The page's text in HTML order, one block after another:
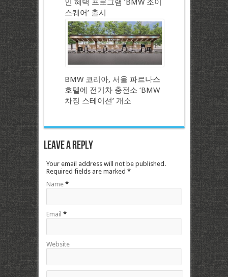
인 혜택 프로그램 ‘BMW 조이
스퀘어’ 출시
BMW 코리아, 서울 파르나스
호텔에 전기차 충전소 ‘BMW
차징 스테이션’ 개소
Leave a Reply
Your email address will not be published.
Required fields are marked *
Name *
Email *
Website